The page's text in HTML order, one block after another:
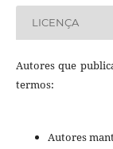
LICENÇA
Autores que
termos:
Autores